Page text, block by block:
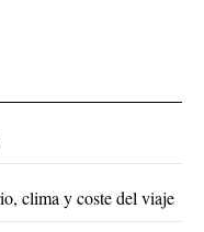
clima y coste del viaje